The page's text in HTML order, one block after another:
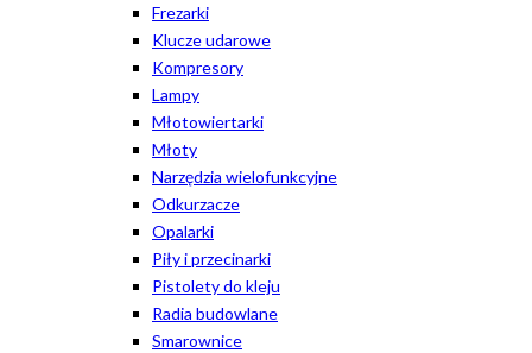
Frezarki
Klucze udarowe
Kompresory
Lampy
Młotowiertarki
Młoty
Narzędzia wielofunkcyjne
Odkurzacze
Opalarki
Piły i przecinarki
Pistolety do kleju
Radia budowlane
Smarownice